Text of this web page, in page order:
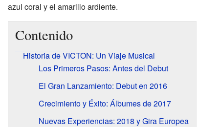
azul coral y el amarillo ardiente.
Contenido
Historia de VICTON: Un Viaje Musical
Los Primeros Pasos: Antes del Debut
El Gran Lanzamiento: Debut en 2016
Crecimiento y Éxito: Álbumes de 2017
Nuevas Experiencias: 2018 y Gira Europea